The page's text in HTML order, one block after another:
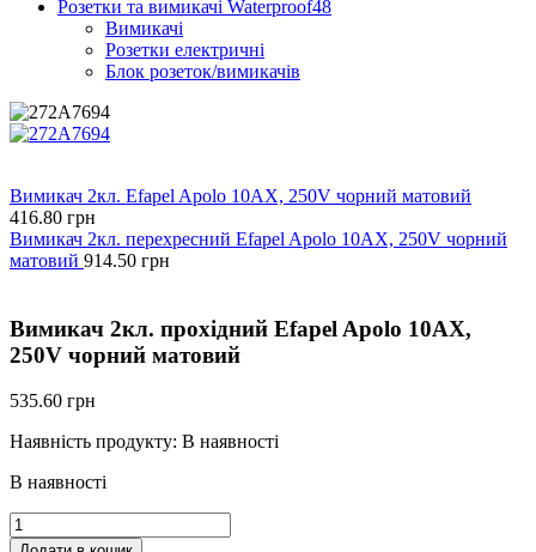
Розетки та вимикачі Waterproof48
Вимикачі
Розетки електричні
Блок розеток/вимикачів
Вимикач 2кл. Efapel Apolo 10АХ, 250V чорний матовий
416.80 грн
Вимикач 2кл. перехресний Efapel Apolo 10АХ, 250V чорний
матовий 914.50 грн
Вимикач 2кл. прохідний Efapel Apolo 10АХ,
250V чорний матовий
535.60 грн
Наявність продукту: В наявності
В наявності
Вимикач
2кл.